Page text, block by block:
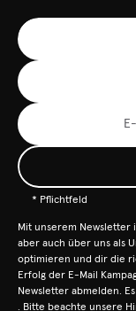
* Pflichtfeld
Mit unserem
aber auch über uns als
optimieren und dir die
Erfolg der E-Mail
Newsletter abmelden.
. Bitte beachte unsere